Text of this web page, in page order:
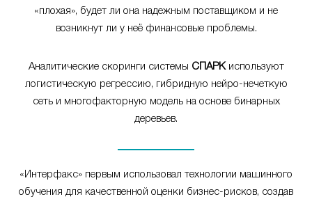
«плохая», будет ли она надежным поставщиком и не
возникнут ли у неё финансовые проблемы.
Аналитические скоринги системы СПАРКиспользуют
логистическую регрессию, гибридную нейро-нечеткую
сеть и многофакторную модель на основе бинарных
деревьев.
«Интерфакс» первым использовал технологии машинного
обучения для качественной оценки бизнес-рисков, создав